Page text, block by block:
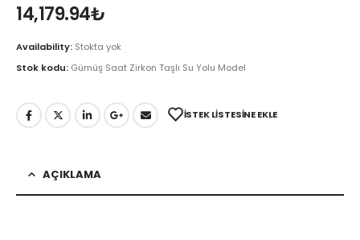
14,179.94₺
Availability: Stokta yok
Stok kodu: Gümüş Saat Zirkon Taşlı Su Yolu Model
İSTEK LISTESINE EKLE
AÇIKLAMA